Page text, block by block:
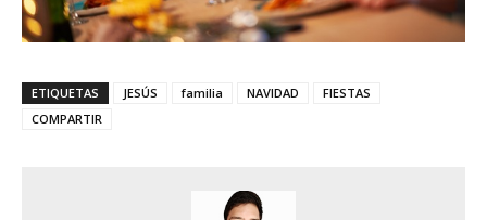
ETIQUETAS JESÚS familia NAVIDAD
FIESTAS
COMPARTIR